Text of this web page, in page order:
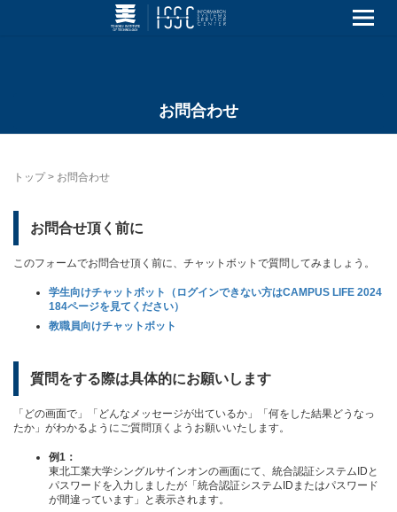
お問合わせ
トップ> お問合わせ
お問合せ頂く前に
このフォームでお問合せ頂く前に、チャットボットで質問してみましょう。
学生向けチャットボット（ログインできない方はCAMPUS LIFE 2024
184ページを見てください）
教職員向けチャットボット
質問をする際は具体的にお願いします
「どの画面で」「どんなメッセージが出ているか」「何をした結果どうなっ
たか」がわかるようにご質問頂くようお願いいたします。
例1：
東北工業大学シングルサインオンの画面にて、統合認証システムIDと
パスワードを入力しましたが「統合認証システムIDまたはパスワード
が間違っています」と表示されます。